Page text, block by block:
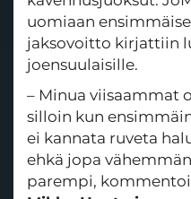
uomiaan
jaksovoitto kirjattiin
joensuulaisille.
– Minua viisaammat
silloin kun
ei kannata ruveta
ehkä jopa
parempi,